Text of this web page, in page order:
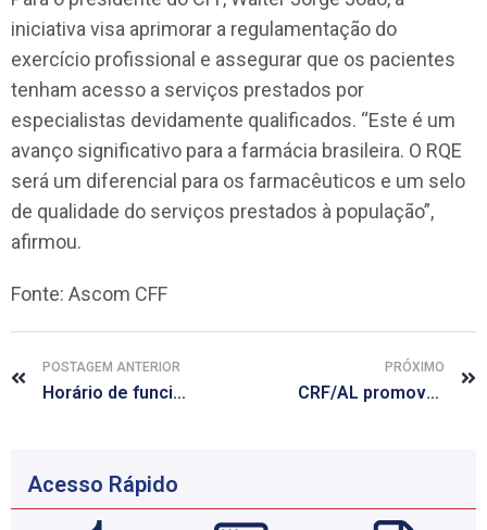
iniciativa visa aprimorar a regulamentação do
exercício profissional e assegurar que os pacientes
tenham acesso a serviços prestados por
especialistas devidamente qualificados. “Este é um
avanço significativo para a farmácia brasileira. O RQE
será um diferencial para os farmacêuticos e um selo
de qualidade do serviços prestados à população”,
afirmou.
Fonte: Ascom CFF
POSTAGEM ANTERIOR
Horário de funcionamento CRF/AL
PRÓXIMO
CRF/AL promove live sobre RDC 430/20 nesta sexta-feira, 25
Acesso Rápido